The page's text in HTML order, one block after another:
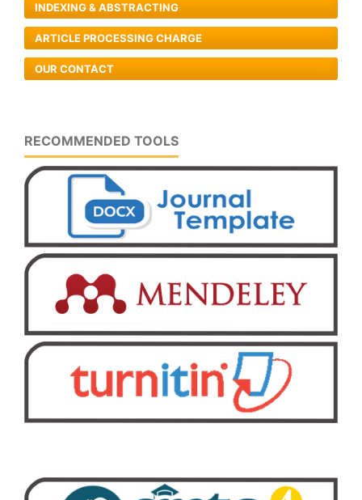
INDEXING & ABSTRACTING
ARTICLE PROCESSING CHARGE
OUR CONTACT
RECOMMENDED TOOLS